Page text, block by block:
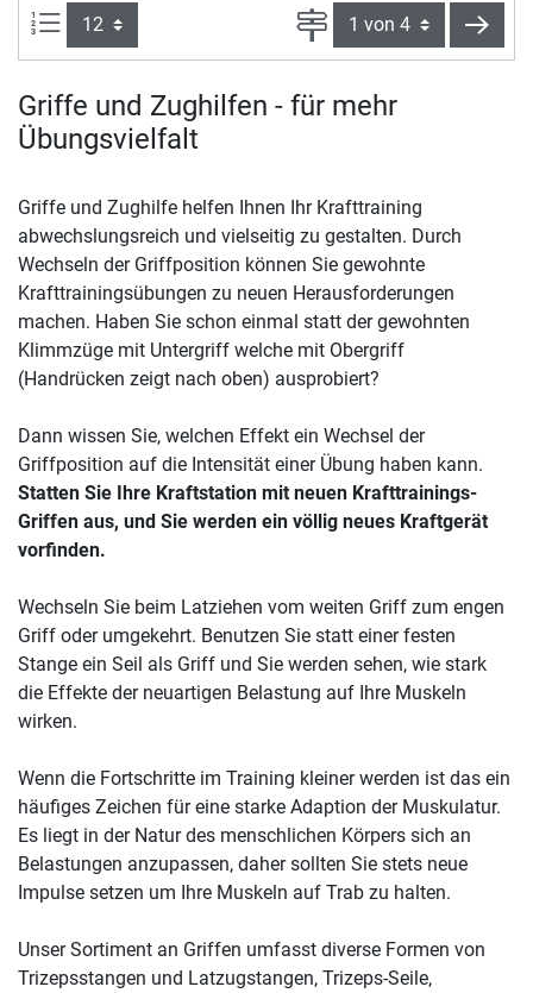
Artikel pro Seite: Seite
Griffe und Zughilfen - für mehr
Übungsvielfalt
Griffe und Zughilfe helfen Ihnen Ihr Krafttraining
abwechslungsreich und vielseitig zu gestalten. Durch
Wechseln der Griffposition können Sie gewohnte
Krafttrainingsübungen zu neuen Herausforderungen
machen. Haben Sie schon einmal statt der gewohnten
Klimmzüge mit Untergriff welche mit Obergriff
(Handrücken zeigt nach oben) ausprobiert?
Dann wissen Sie, welchen Effekt ein Wechsel der
Griffposition auf die Intensität einer Übung haben kann.
Statten Sie Ihre Kraftstation mit neuen Krafttrainings-
Griffen aus, und Sie werden ein völlig neues Kraftgerät
vorfinden.
Wechseln Sie beim Latziehen vom weiten Griff zum engen
Griff oder umgekehrt. Benutzen Sie statt einer festen
Stange ein Seil als Griff und Sie werden sehen, wie stark
die Effekte der neuartigen Belastung auf Ihre Muskeln
wirken.
Wenn die Fortschritte im Training kleiner werden ist das ein
häufiges Zeichen für eine starke Adaption der Muskulatur.
Es liegt in der Natur des menschlichen Körpers sich an
Belastungen anzupassen, daher sollten Sie stets neue
Impulse setzen um Ihre Muskeln auf Trab zu halten.
Unser Sortiment an Griffen umfasst diverse Formen von
Trizepsstangen und Latzugstangen, Trizeps-Seile,